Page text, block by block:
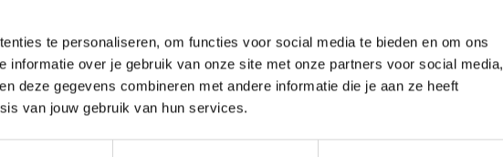
te personaliseren, om functies voor social media te bieden en om ons
informatie over je gebruik van onze site met onze partners voor social media,
deze gegevens combineren met andere informatie die je aan ze heeft
van jouw gebruik van hun services.